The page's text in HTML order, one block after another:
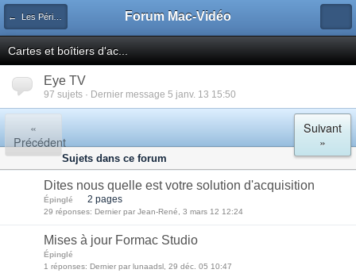
← Les Périphériques Vidéo Forum Mac-Vidéo
Cartes et boîtiers d'ac...
Eye TV
97 sujets · Dernier message 5 janv. 13 15:50
«
Précédent
Suivant
»
Sujets dans ce forum
Dites nous quelle est votre solution d'acquisition
Épinglé 2 pages
29 réponses: Dernier par Jean-René, 3 mars 12 12:24
Mises à jour Formac Studio
Épinglé
1 réponses: Dernier par lunaadsl, 29 déc. 05 10:47